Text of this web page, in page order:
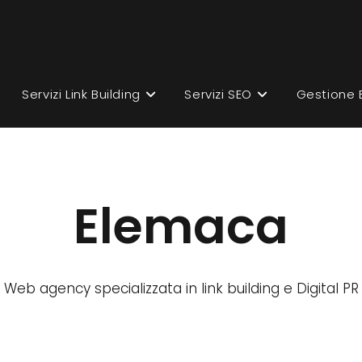
Servizi Link Building Servizi SEO Gestione
Elemaca
Web agency specializzata in link building e Digital PR